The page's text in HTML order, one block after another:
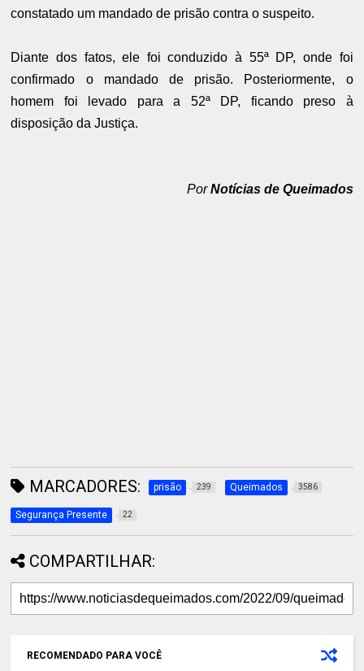
constatado um mandado de prisão contra o suspeito.
Diante dos fatos, ele foi conduzido à 55ª DP, onde foi
confirmado o mandado de prisão. Posteriormente, o
homem foi levado para a 52ª DP, ficando preso à
disposição da Justiça.
PorNotícias de Queimados
MARCADORES: prisão 239 Queimados 3586
Segurança Presente 22
COMPARTILHAR:
RECOMENDADO PARA VOCÊ